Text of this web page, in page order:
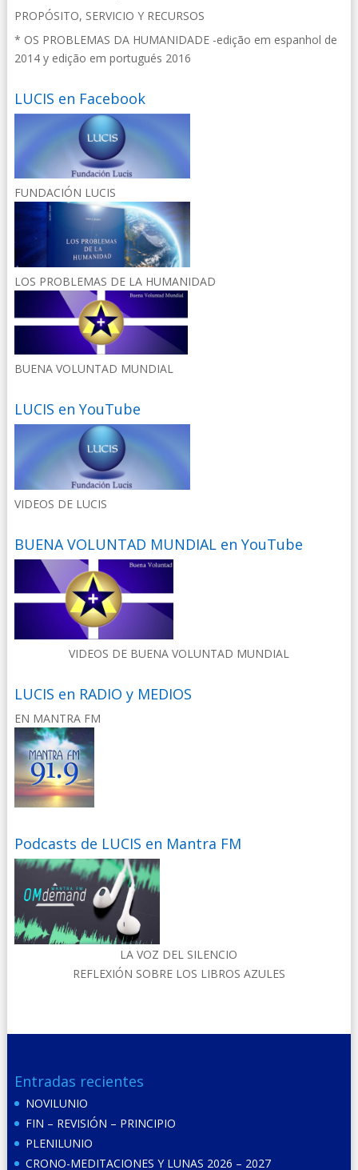
PROPÓSITO, SERVICIO Y RECURSOS
* OS PROBLEMAS DA HUMANIDADE -edição em espanhol de
2014 y edição em portugués 2016
LUCIS en Facebook
FUNDACIÓN LUCIS
LOS PROBLEMAS DE LA HUMANIDAD
BUENA VOLUNTAD MUNDIAL
LUCIS en YouTube
VIDEOS DE LUCIS
BUENA VOLUNTAD MUNDIAL en YouTube
VIDEOS DE BUENA VOLUNTAD MUNDIAL
LUCIS en RADIO y MEDIOS
EN MANTRA FM
Podcasts de LUCIS en Mantra FM
LA VOZ DEL SILENCIO
REFLEXIÓN SOBRE LOS LIBROS AZULES
Entradas recientes
NOVILUNIO
FIN – REVISIÓN – PRINCIPIO
PLENILUNIO
CRONO-MEDITACIONES Y LUNAS 2026 – 2027